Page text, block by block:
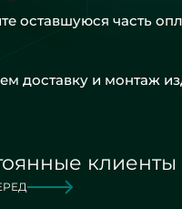
оставшуюся часть
доставку и монтаж
клиенты